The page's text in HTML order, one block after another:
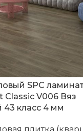
SPC
Classic V006 Вяз
43 класс 4 мм